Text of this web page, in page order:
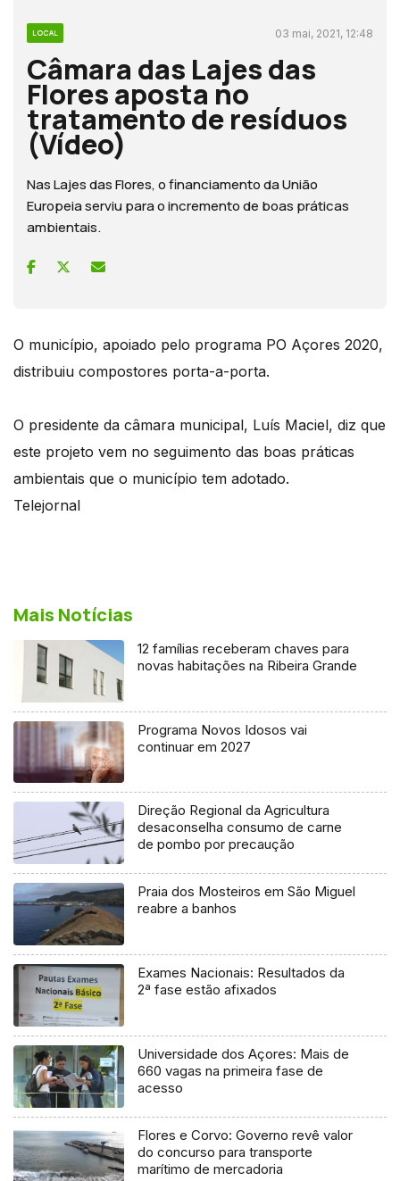
LOCAL 03 mai, 2021, 12:48
Câmara das Lajes das
Flores aposta no
tratamento de resíduos
(Vídeo)
Nas Lajes das Flores, o financiamento da União
Europeia serviu para o incremento de boas práticas
ambientais.
O município, apoiado pelo programa PO Açores 2020,
distribuiu compostores porta-a-porta.
O presidente da câmara municipal, Luís Maciel, diz que
este projeto vem no seguimento das boas práticas
ambientais que o município tem adotado.
Telejornal
Mais Notícias
12 famílias receberam chaves para
novas habitações na Ribeira Grande
Programa Novos Idosos vai
continuar em 2027
Direção Regional da Agricultura
desaconselha consumo de carne
de pombo por precaução
Praia dos Mosteiros em São Miguel
reabre a banhos
Exames Nacionais: Resultados da
2ª fase estão afixados
Universidade dos Açores: Mais de
660 vagas na primeira fase de
acesso
Flores e Corvo: Governo revê valor
do concurso para transporte
marítimo de mercadoria